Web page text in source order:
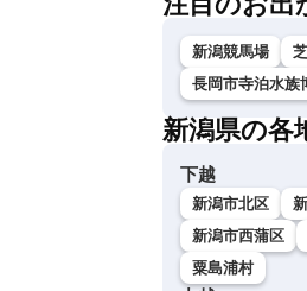
新潟競馬場
長岡市寺泊水族
新潟県の各
下越
新潟市北区
新潟市西蒲区
粟島浦村